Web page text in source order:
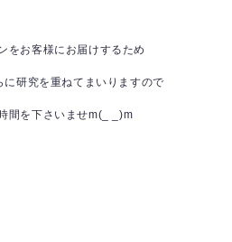
をお客様にお届けするため
研究を重ねてまいりますので
間を下さいませm(_ _)m